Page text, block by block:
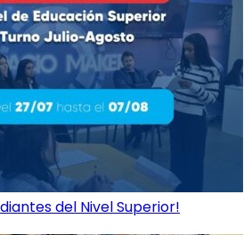
del Nivel Superior!